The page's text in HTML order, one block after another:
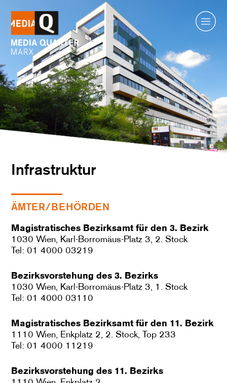
Standort
Übersicht
Infrastruktur
Ausstattung
Unternehmen
Services
Anfahrt
Infrastruktur
ÄMTER/BEHÖRDEN
Magistratisches Bezirksamt für den 3. Bezirk
1030 Wien, Karl-Borromäus-Platz 3, 2. Stock
Tel: 01 4000 03219
Bezirksvorstehung des 3. Bezirks
1030 Wien, Karl-Borromäus-Platz 3, 1. Stock
Tel: 01 4000 03110
Magistratisches Bezirksamt für den 11. Bezirk
1110 Wien, Enkplatz 2, 2. Stock, Top 233
Tel: 01 4000 11219
Bezirksvorstehung des 11. Bezirks